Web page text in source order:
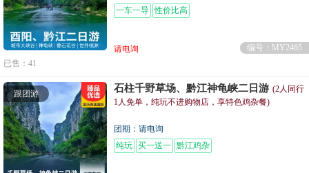
一车一导 性价比高
请电询
编号：MY2465
已售：41
跟团游 石柱千野草场、黔江神龟峡二日游 (2人同行
1人免单，纯玩不进购物店，享特色鸡杂餐)
团期：请电询
纯玩 买一送一 黔江鸡杂